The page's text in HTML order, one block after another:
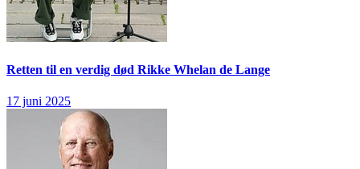
Retten til en verdig død Rikke Whelan de Lange
17 juni 2025